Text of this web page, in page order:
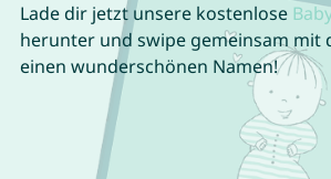
Lade dir jetzt unsere kostenlose
herunter und swipe gemeinsam mit
einen wunderschönen Namen!